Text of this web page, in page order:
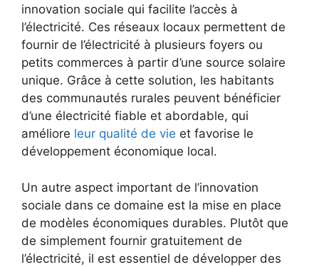
innovation sociale qui facilite l’accès à
l’électricité. Ces réseaux ‍locaux permettent de
fournir de l’électricité à plusieurs foyers ou
petits commerces à partir d’une ‍source solaire
unique. Grâce à cette solution, les‌ habitants
des ⁤communautés rurales peuvent bénéficier
d’une électricité fiable et abordable, qui
améliore leur qualité⁢ de vie et favorise le
⁣développement‍ économique local.
Un⁤ autre aspect ‍important de l’innovation
sociale dans ce domaine‌ est la mise en place
de modèles économiques durables. Plutôt que
de simplement fournir gratuitement de
l’électricité, il est essentiel de développer des